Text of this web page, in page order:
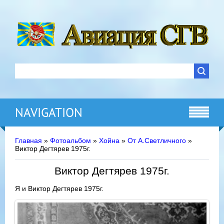
NAVIGATION
Главная » Фотоальбом » Хойна » От А.Светличного »
Виктор Дегтярев 1975г.
Виктор Дегтярев 1975г.
Я и Виктор Дегтярев 1975г.